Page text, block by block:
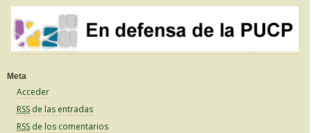
Meta
Acceder
RSS de las entradas
RSS de los comentarios